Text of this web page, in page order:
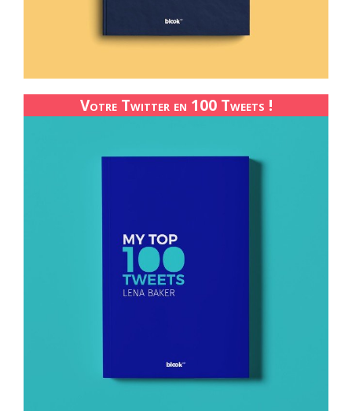
Votre Twitter en 100 Tweets !